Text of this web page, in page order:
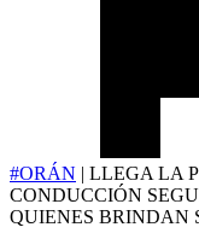
#ORÁN | LLEGA LA
CONDUCCIÓN
QUIENES BRINDAN